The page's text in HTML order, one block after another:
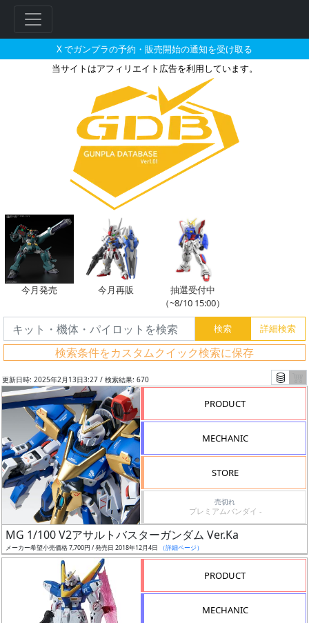
X でガンプラの予約・販売開始の通知を受け取る
当サイトはアフィリエイト広告を利用しています。
MG 1/100 V2アサルトバスター
今月発売 今月再販
抽選受付中
（~8/10 15:00）
検索条件をカスタムクイック検索に保存
フ
リ
更新日時: 2025年2月13日3:27 / 検索結果: 670
PRODUCT
MECHANIC
STORE
売切れ
プレミアムバンダイ -
MG 1/100 V2アサルトバスターガンダム Ver.Ka
メーカー希望小売価格 7,700円 / 発売日 2018年12月4日 （詳細ページ）
PRODUCT
MECHANIC